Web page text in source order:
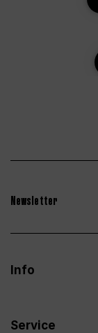
Newsletter
Info
Service